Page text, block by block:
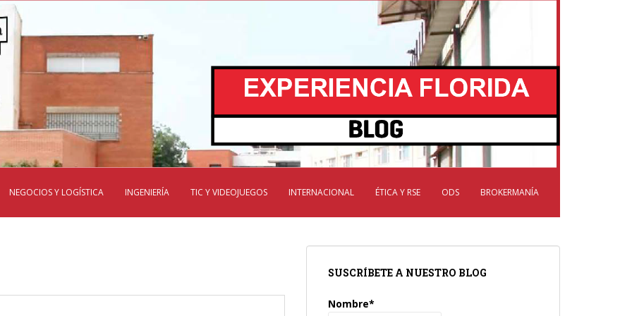
NEGOCIOS Y LOGÍSTICA INGENIERÍA TIC Y VIDEOJUEGOS INTERNACIONAL ÉTICA Y RSE ODS BROKERMANÍA
SUSCRÍBETE A NUESTRO BLOG
Nombre*